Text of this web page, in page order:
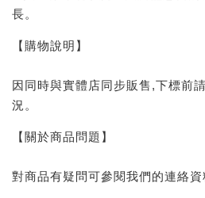
長。
【購物說明】
因同時與實體店同步販售,下標前
況。
【關於商品問題】
對商品有疑問可參閱我們的連絡資